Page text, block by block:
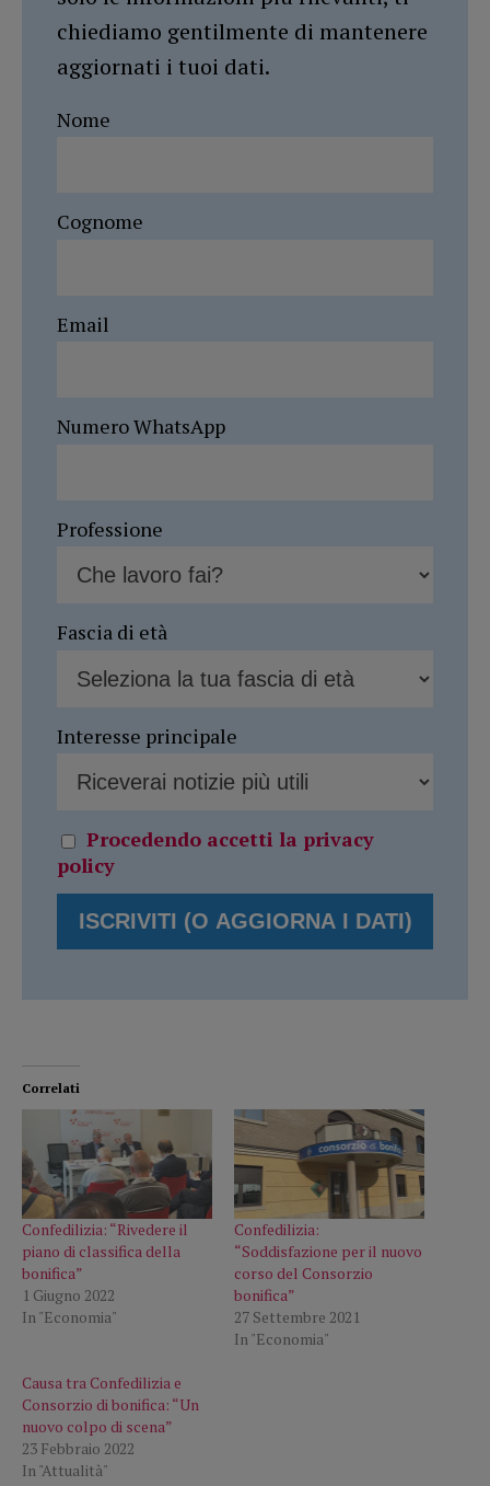
chiediamo gentilmente di mantenere
aggiornati i tuoi dati.
Nome
Cognome
Email
Numero WhatsApp
Professione
Fascia di età
Interesse principale
Procedendo accetti la privacy
policy
Correlati
Confedilizia: “Rivedere il
piano di classifica della
bonifica”
1 Giugno 2022
In "Economia"
Confedilizia:
“Soddisfazione per il nuovo
corso del Consorzio
bonifica”
27 Settembre 2021
In "Economia"
Causa tra Confedilizia e
Consorzio di bonifica: “Un
nuovo colpo di scena”
23 Febbraio 2022
In "Attualità"